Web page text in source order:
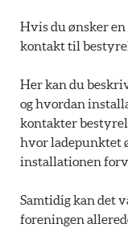
Hvis du ønsker
kontakt til
Her kan du
og hvordan
kontakter
hvor ladepunktet
installationen
Samtidig kan det
foreningen